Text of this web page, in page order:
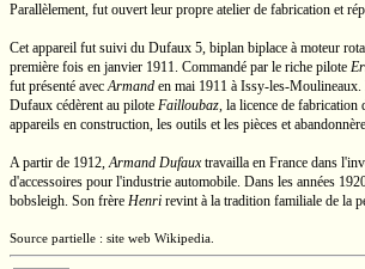
Parallèlement, fut ouvert leur propre atelier de fabrication et
Cet appareil fut suivi du Dufaux 5, biplan biplace à moteur
première fois en janvier 1911. Commandé par le riche pilote
fut présenté avecArmand en mai 1911 à Issy-les-Moulineaux.
Dufaux cédèrent au pilote Failloubaz, la licence de fabrication
appareils en construction, les outils et les pièces et
A partir de 1912,Armand Dufauxtravailla en France dans
d'accessoires pour l'industrie automobile. Dans les années
bobsleigh. Son frère Henri revint à la tradition familiale de la
Source partielle : site web Wikipedia.